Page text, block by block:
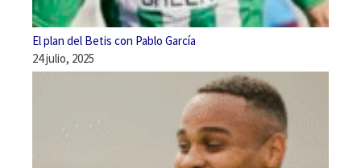
El plan del Betis con Pablo García
24 julio, 2025